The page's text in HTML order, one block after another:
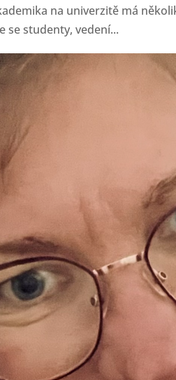
na univerzitě má
se studenty, vedení...